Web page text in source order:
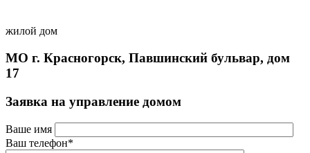
жилой дом
МО г. Красногорск, Павшинский бульвар, дом
17
Заявка на управление домом
Ваше имя
Ваш телефон*